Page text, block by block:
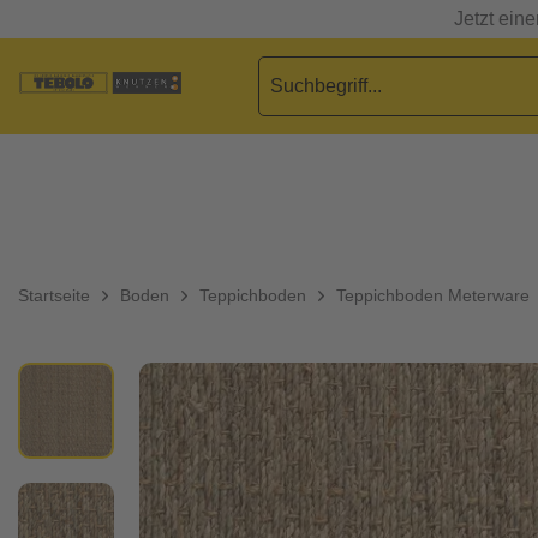
Jetzt
Startseite Boden Teppichboden Teppichboden Meterware